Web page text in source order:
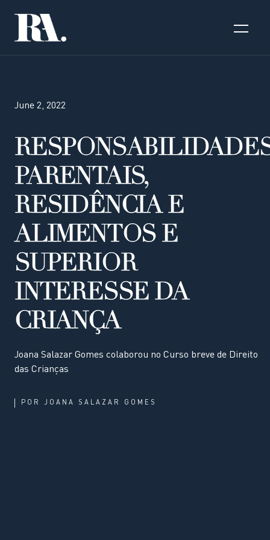
June 2, 2022
PARENTAIS,
RESIDÊNCIA E
ALIMENTOS E
SUPERIOR
INTERESSE DA
CRIANÇA
Joana Salazar Gomes colaborou no Curso breve de Direito
das Crianças
POR JOANA SALAZAR GOMES